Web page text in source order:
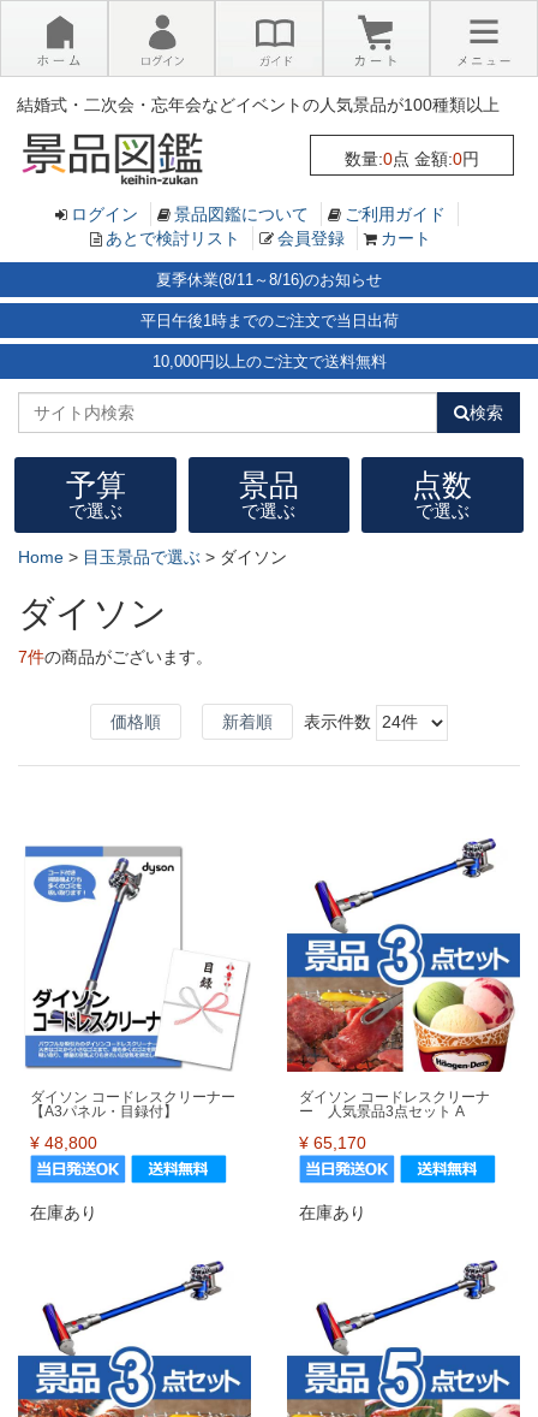
結婚式・二次会・忘年会などイベントの人気景品が100種類以上
数量:0点 金額:0円
×
ログイン 景品図鑑について
ご利用ガイド
あとで検討リスト
会員登録 カート
夏季休業(8/11～8/16)のお知らせ
平日午後1時までのご注文で当日出荷
10,000円以上のご注文で送料無料
検索
予算
で選ぶ
景品
で選ぶ
点数
で選ぶ
Home > 目玉景品で選ぶ > ダイソン
ダイソン
7件の商品がございます。
価格順 新着順 表示件数
ダイソン コードレスクリーナー
【A3パネル・目録付】
¥ 48,800
在庫あり
ダイソン コードレスクリーナ
ー 人気景品3点セット A
¥ 65,170
在庫あり